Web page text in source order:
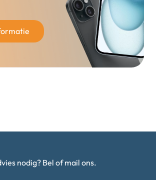
nodig? Bel of mail ons.